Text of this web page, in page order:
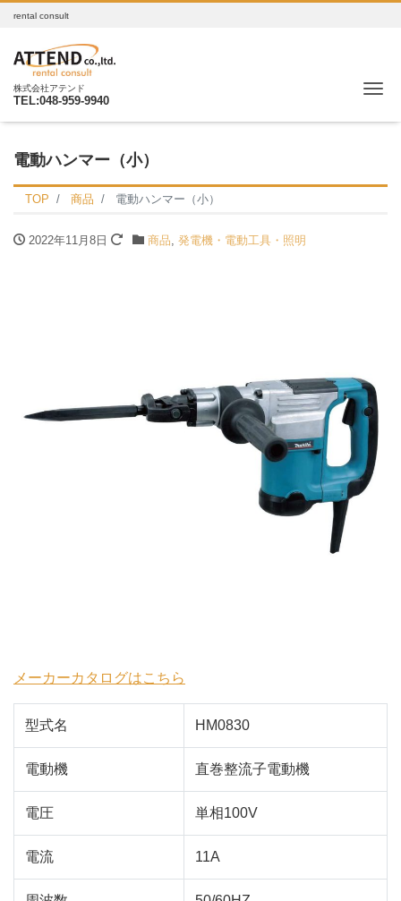
rental consult
株式会社アテンド
TEL:048-959-9940
電動ハンマー（小）
TOP 商品 電動ハンマー（小）
2022年11月8日 商品 発電機・電動工具・照明
メーカーカタログはこちら
型式名 HM0830
電動機 直巻整流子電動機
電圧 単相100V
電流 11A